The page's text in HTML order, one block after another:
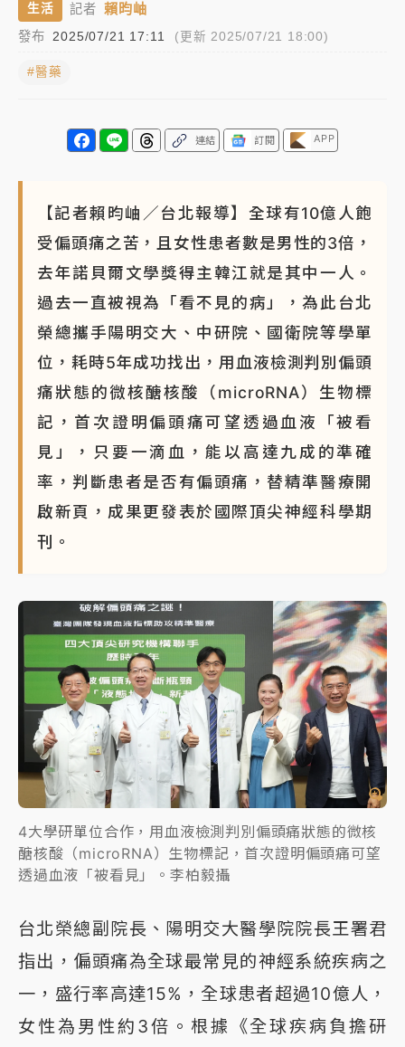
周末精選｜
員工犯案 破案關鍵曝
生活 記者 賴昀岫
發布 2025/07/21 17:11 (更新 2025/07/21 18:00)
#醫藥
連結 訂閱 APP
【記者賴昀岫／台北報導】全球有10億人飽
受偏頭痛之苦，且女性患者數是男性的3倍，
去年諾貝爾文學獎得主韓江就是其中一人。
過去一直被視為「看不見的病」，為此台北
榮總攜手陽明交大、中研院、國衛院等學單
位，耗時5年成功找出，用血液檢測判別偏頭
痛狀態的微核醣核酸（microRNA）生物標
記，首次證明偏頭痛可望透過血液「被看
見」，只要一滴血，能以高達九成的準確
率，判斷患者是否有偏頭痛，替精準醫療開
啟新頁，成果更發表於國際頂尖神經科學期
刊。
4大學研單位合作，用血液檢測判別偏頭痛狀態的微核
醣核酸（microRNA）生物標記，首次證明偏頭痛可望
透過血液「被看見」。李柏毅攝
台北榮總副院長、陽明交大醫學院院長王署君
指出，偏頭痛為全球最常見的神經系統疾病之
一，盛行率高達15%，全球患者超過10億人，
女性為男性約3倍。根據《全球疾病負擔研